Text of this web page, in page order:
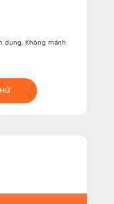
dụng. Không mánh